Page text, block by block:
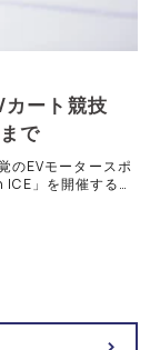
ート競技
で
のEVモータースポ
」を開催する。
して参加してい